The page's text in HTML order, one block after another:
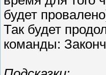
будет
Так будет
команды: